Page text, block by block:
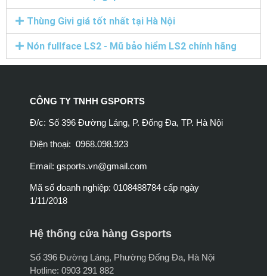
Thùng Givi giá tốt nhất tại Hà Nội
Nón fullface LS2 - Mũ bảo hiểm LS2 chính hãng
CÔNG TY TNHH GSPORTS
Đ/c: Số 396 Đường Láng, P. Đống Đa, TP. Hà Nội
Điện thoại: 0968.098.923
Email: gsports.vn@gmail.com
Mã số doanh nghiệp: 0108488784 cấp ngày
1/11/2018
Hệ thống cửa hàng Gsports
Số 396 Đường Láng, Phường Đống Đa, Hà Nội
Hotline: 0903 291 882